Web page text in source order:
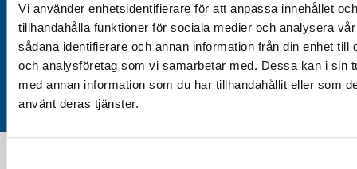
Vi använder enhetsidentifierare för att anpassa innehållet
tillhandahålla funktioner för sociala medier och analysera
sådana identifierare och annan information från din enhet till
och analysföretag som vi samarbetar med. Dessa kan i sin
med annan information som du har tillhandahållit eller som
använt deras tjänster.Storklinten, Övre Svartlå